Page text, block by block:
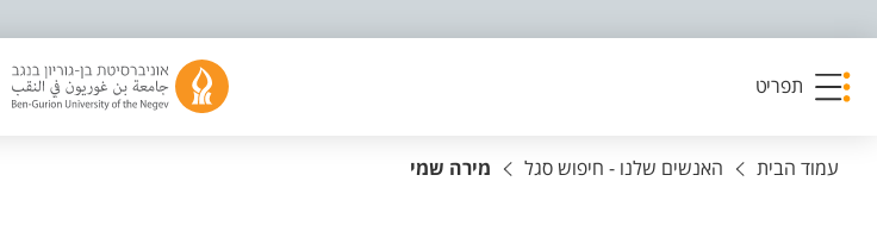
תפריט
עמוד הבית האנשים שלנו - חיפוש סגל מירה שמי